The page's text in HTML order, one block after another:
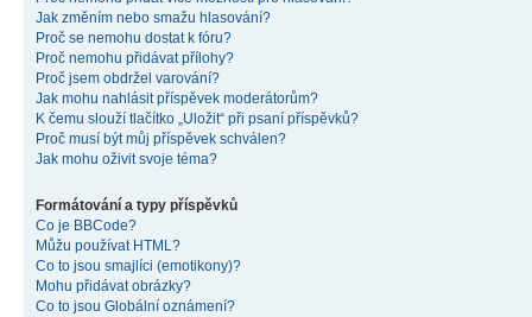
Jak změním nebo smažu hlasování?
Proč se nemohu dostat k fóru?
Proč nemohu přidávat přílohy?
Proč jsem obdržel varování?
Jak mohu nahlásit příspěvek moderátorům?
K čemu slouží tlačítko „Uložit“ při psaní příspěvků?
Proč musí být můj příspěvek schválen?
Jak mohu oživit svoje téma?
Formátování a typy příspěvků
Co je BBCode?
Můžu používat HTML?
Co to jsou smajlíci (emotikony)?
Mohu přidávat obrázky?
Co to jsou Globální oznámení?